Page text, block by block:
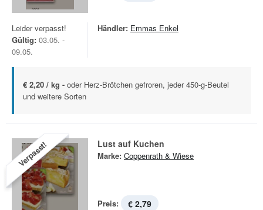
Leider verpasst!
Gültig: 03.05. -
09.05.
Händler: Emmas Enkel
€ 2,20 / kg - oder Herz-Brötchen gefroren, jeder 450-g-Beutel
und weitere Sorten
Verpasst! Lust auf Kuchen
Marke: Coppenrath & Wiese
Preis: € 2,79